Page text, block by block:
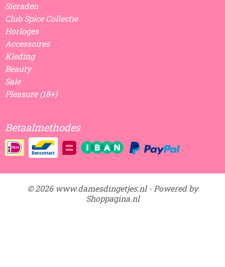
Sieraden
Club Spice Collectie
Horloges
Accessoires
Kleding
Beauty
Sale
Pleasure (18+)
Betaalmethodes
© 2026 www.damesdingetjes.nl - Powered by
Shoppagina.nl